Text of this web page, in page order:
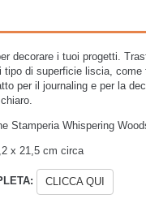
decorare i tuoi progetti.
tipo di superficie liscia, come
per il journaling e per la
Stamperia Whispering
x 21,5 cm circa
CLICCA QUI